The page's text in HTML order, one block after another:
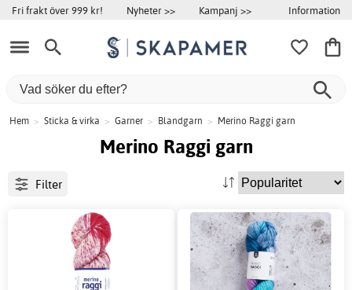
Fri frakt över 999 kr! Nyheter >> Kampanj >> Information
Hem > Sticka & virka > Garner > Blandgarn > Merino Raggi garn
Merino Raggi garn
Filter